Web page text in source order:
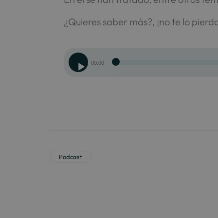
¿Quieres saber más?, ¡no te lo
Reproductor
de
00:00
Podcast